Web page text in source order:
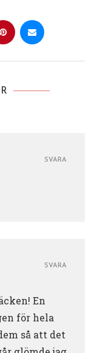
SVARA
En
för hela
så att det
SVARA